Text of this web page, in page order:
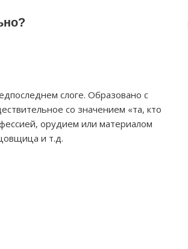
слоге. Образовано с
со значением «та, кто
орудием или материалом
и т.д.